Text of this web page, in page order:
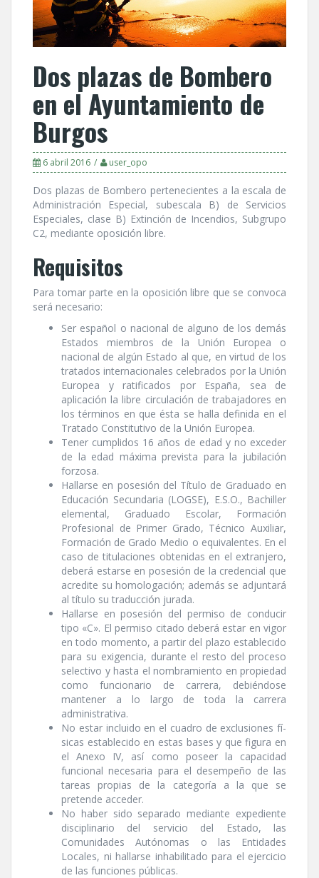
Dos plazas de Bombero
en el Ayuntamiento de
Burgos
6 abril 2016 user_opo
Dos plazas de Bombero pertenecientes a la escala de
Administración Especial, subescala B) de Servicios
Especiales, clase B) Extinción de Incendios, Subgrupo
C2, mediante oposición libre.
Requisitos
Para tomar parte en la oposición libre que se convoca
será necesario:
Ser español o nacional de alguno de los demás
Estados miembros de la Unión Europea o
nacional de algún Estado al que, en virtud de los
tratados internacionales celebrados por la Unión
Europea y ratificados por España, sea de
aplicación la libre circulación de trabajadores en
los términos en que ésta se halla definida en el
Tratado Constitutivo de la Unión Europea.
Tener cumplidos 16 años de edad y no exceder
de la edad máxima prevista para la jubilación
forzosa.
Hallarse en posesión del Tí­tulo de Graduado en
Educación Secundaria (LOGSE), E.S.O., Bachiller
elemental, Graduado Escolar, Formación
Profesional de Primer Grado, Técnico Auxiliar,
Formación de Grado Medio o equivalentes. En el
caso de titulaciones obtenidas en el extranjero,
deberá estarse en posesión de la credencial que
acredite su homologación; además se adjuntará
al tí­tulo su traducción jurada.
Hallarse en posesión del permiso de conducir
tipo «C». El permiso citado deberá estar en vigor
en todo momento, a partir del plazo establecido
para su exigencia, durante el resto del proceso
selectivo y hasta el nombramiento en propiedad
como funcionario de carrera, debiéndose
mantener a lo largo de toda la carrera
administrativa.
No estar incluido en el cuadro de exclusiones fí­
sicas establecido en estas bases y que figura en
el Anexo IV, así­ como poseer la capacidad
funcional necesaria para el desempeño de las
tareas propias de la categorí­a a la que se
pretende acceder.
No haber sido separado mediante expediente
disciplinario del servicio del Estado, las
Comunidades Autónomas o las Entidades
Locales, ni hallarse inhabilitado para el ejercicio
de las funciones públicas.